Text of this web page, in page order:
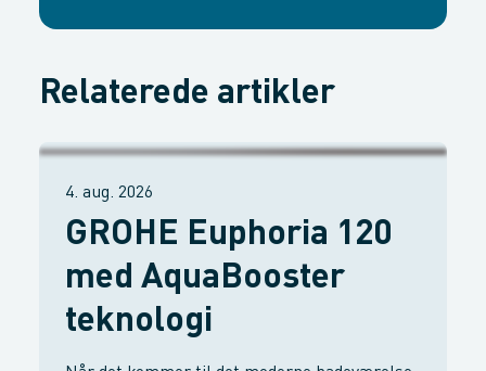
Relaterede artikler
4. aug. 2026
GROHE Euphoria 120
med AquaBooster
teknologi